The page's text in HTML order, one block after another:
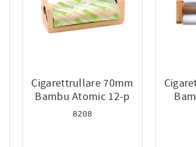
Cigarettrullare 70mm
Bambu Atomic 12-p
8208